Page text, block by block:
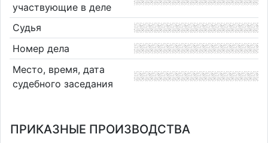
участвующие в деле
Судья
Номер дела
Место, время, дата
судебного заседания
ПРИКАЗНЫЕ ПРОИЗВОДСТВА